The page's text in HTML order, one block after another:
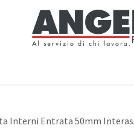
Interni Entrata 50mm